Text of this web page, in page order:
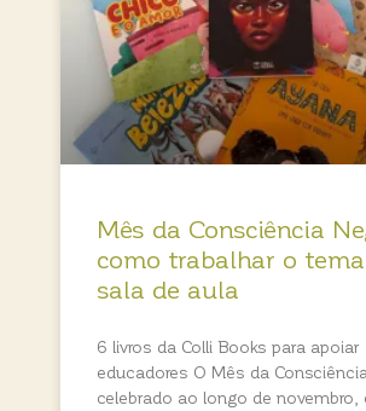
Mês da Consciência
como trabalhar o
sala de aula
6 livros da Colli Books para apoiar
educadores O Mês da
celebrado ao longo de novembro,